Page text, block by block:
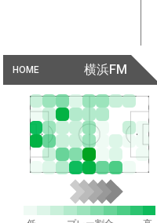
HOME 横浜FM